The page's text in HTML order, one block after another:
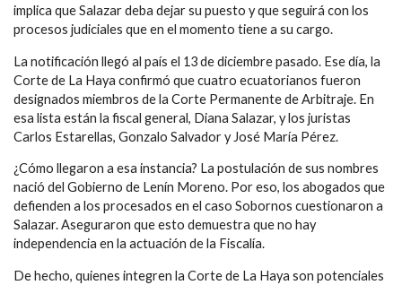
implica que Salazar deba dejar su puesto y que seguirá con los
procesos judiciales que en el momento tiene a su cargo.
La notificación llegó al país el 13 de diciembre pasado. Ese día, la
Corte de La Haya confirmó que cuatro ecuatorianos fueron
designados miembros de la Corte Permanente de Arbitraje. En
esa lista están la fiscal general, Diana Salazar, y los juristas
Carlos Estarellas, Gonzalo Salvador y José María Pérez.
¿Cómo llegaron a esa instancia? La postulación de sus nombres
nació del Gobierno de Lenín Moreno. Por eso, los abogados que
defienden a los procesados en el caso Sobornos cuestionaron a
Salazar. Aseguraron que esto demuestra que no hay
independencia en la actuación de la Fiscalía.
De hecho, quienes integren la Corte de La Haya son potenciales